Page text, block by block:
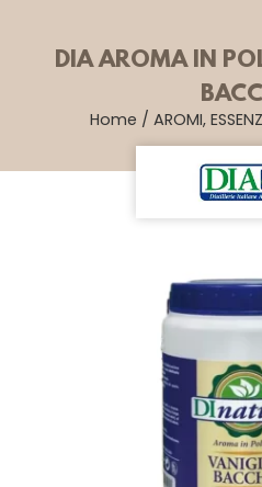
DIA AROMA IN
Home / AROMI,